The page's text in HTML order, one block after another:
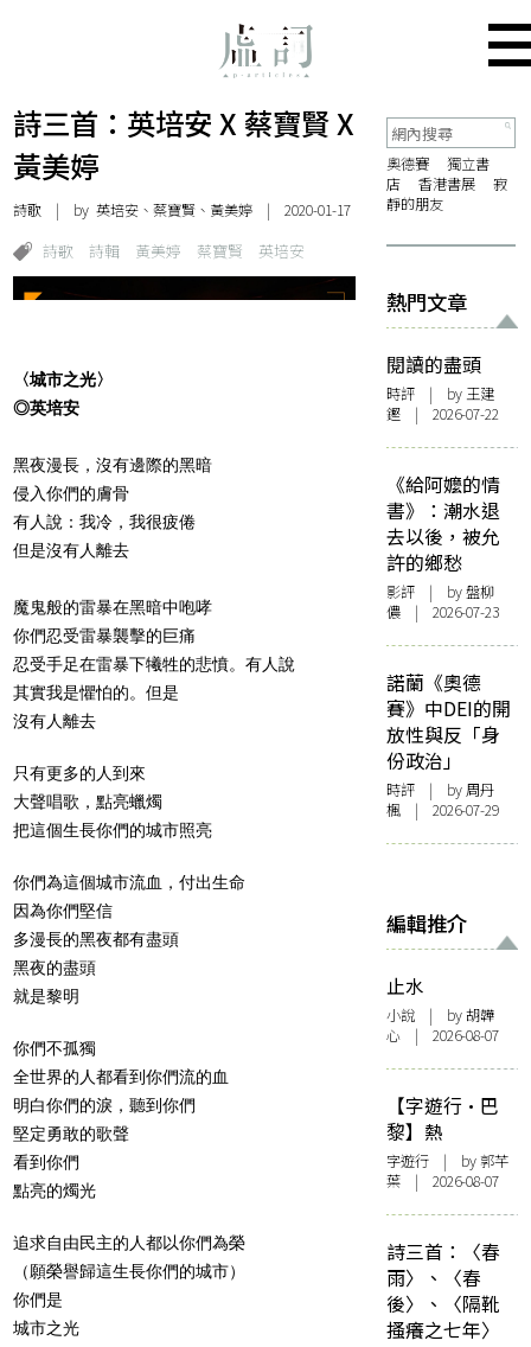
詩三首：英培安 X 蔡寶賢 X
黃美婷
詩歌 | by 英培安、蔡寶賢、黃美婷 | 2020-01-17
詩歌 詩輯 黃美婷 蔡寶賢 英培安
〈城市之光〉
◎英培安
黑夜漫長，沒有邊際的黑暗
侵入你們的膚骨
有人說：我冷，我很疲倦
但是沒有人離去
魔鬼般的雷暴在黑暗中咆哮
你們忍受雷暴襲擊的巨痛
忍受手足在雷暴下犧牲的悲憤。有人說
其實我是懼怕的。但是
沒有人離去
只有更多的人到來
大聲唱歌，點亮蠟燭
把這個生長你們的城市照亮
你們為這個城市流血，付出生命
因為你們堅信
多漫長的黑夜都有盡頭
黑夜的盡頭
就是黎明
你們不孤獨
全世界的人都看到你們流的血
明白你們的淚，聽到你們
堅定勇敢的歌聲
看到你們
點亮的燭光
追求自由民主的人都以你們為榮
（願榮譽歸這生長你們的城市）
你們是
城市之光
奧德賽
獨立書
店
香港書展
寂
靜的朋友
熱門文章
閱讀的盡頭
時評 | by 王建
鏗 | 2026-07-22
《給阿嬤的情
書》：潮水退
去以後，被允
許的鄉愁
影評 | by 盤柳
儂 | 2026-07-23
諾蘭《奧德
賽》中DEI的開
放性與反「身
份政治」
時評 | by周丹
楓 | 2026-07-29
編輯推介
止水
小說 | by 胡韡
心 | 2026-08-07
【字遊行·巴
黎】熱
字遊行 | by 郭芊
葉 | 2026-08-07
詩三首：〈春
雨〉、〈春
後〉、〈隔靴
搔癢之七年〉